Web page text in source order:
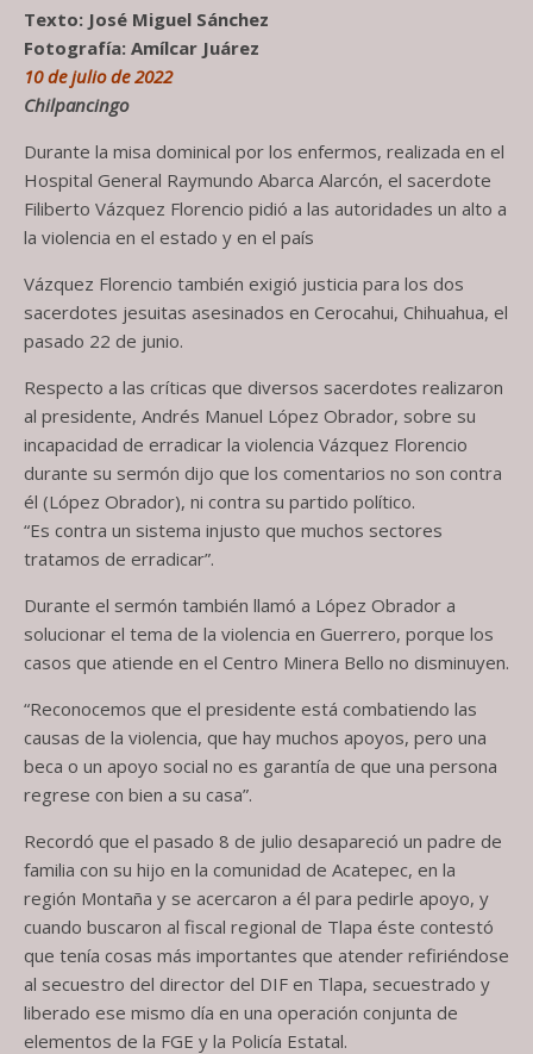
Texto: José Miguel Sánchez
Fotografía: Amílcar Juárez
10 de julio de 2022
Chilpancingo
Durante la misa dominical por los enfermos, realizada en el
Hospital General Raymundo Abarca Alarcón, el sacerdote
Filiberto Vázquez Florencio pidió a las autoridades un alto a
la violencia en el estado y en el país
Vázquez Florencio también exigió justicia para los dos
sacerdotes jesuitas asesinados en Cerocahui, Chihuahua, el
pasado 22 de junio.
Respecto a las críticas que diversos sacerdotes realizaron
al presidente, Andrés Manuel López Obrador, sobre su
incapacidad de erradicar la violencia Vázquez Florencio
durante su sermón dijo que los comentarios no son contra
él (López Obrador), ni contra su partido político.
“Es contra un sistema injusto que muchos sectores
tratamos de erradicar”.
Durante el sermón también llamó a López Obrador a
solucionar el tema de la violencia en Guerrero, porque los
casos que atiende en el Centro Minera Bello no disminuyen.
“Reconocemos que el presidente está combatiendo las
causas de la violencia, que hay muchos apoyos, pero una
beca o un apoyo social no es garantía de que una persona
regrese con bien a su casa”.
Recordó que el pasado 8 de julio desapareció un padre de
familia con su hijo en la comunidad de Acatepec, en la
región Montaña y se acercaron a él para pedirle apoyo, y
cuando buscaron al fiscal regional de Tlapa éste contestó
que tenía cosas más importantes que atender refiriéndose
al secuestro del director del DIF en Tlapa, secuestrado y
liberado ese mismo día en una operación conjunta de
elementos de la FGE y la Policía Estatal.